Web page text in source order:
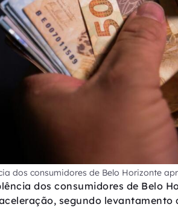
dos consumidores de Belo Horizonte
dos consumidores de Belo
segundo